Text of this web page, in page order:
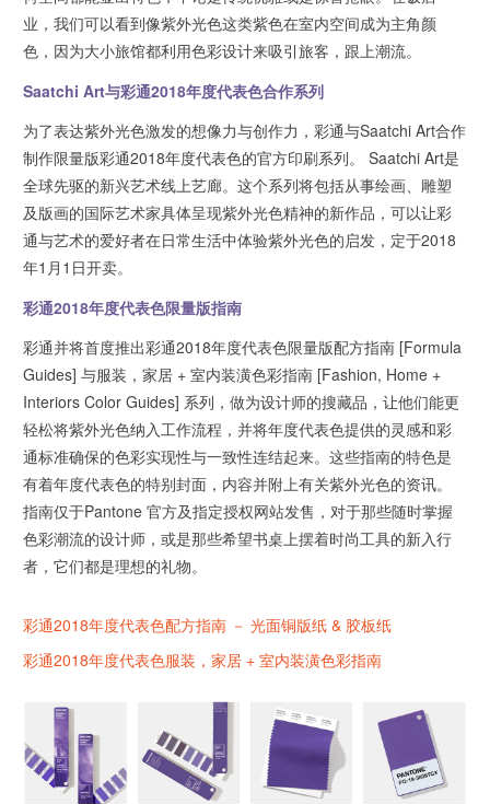
业，我们可以看到像紫外光色这类紫色在室内空间成为主角颜
色，因为大小旅馆都利用色彩设计来吸引旅客，跟上潮流。
Saatchi Art与彩通2018年度代表色合作系列
为了表达紫外光色激发的想像力与创作力，彩通与Saatchi Art合作
制作限量版彩通2018年度代表色的官方印刷系列。 Saatchi Art是
全球先驱的新兴艺术线上艺廊。这个系列将包括从事绘画、雕塑
及版画的国际艺术家具体呈现紫外光色精神的新作品，可以让彩
通与艺术的爱好者在日常生活中体验紫外光色的启发，定于2018
年1月1日开卖。
彩通2018年度代表色限量版指南
彩通并将首度推出彩通2018年度代表色限量版配方指南 [Formula
Guides] 与服装，家居 + 室内装潢色彩指南 [Fashion, Home +
Interiors Color Guides] 系列，做为设计师的搜藏品，让他们能更
轻松将紫外光色纳入工作流程，并将年度代表色提供的灵感和彩
通标准确保的色彩实现性与一致性连结起来。这些指南的特色是
有着年度代表色的特别封面，内容并附上有关紫外光色的资讯。
指南仅于Pantone 官方及指定授权网站发售，对于那些随时掌握
色彩潮流的设计师，或是那些希望书桌上摆着时尚工具的新入行
者，它们都是理想的礼物。
彩通2018年度代表色配方指南 － 光面铜版纸 & 胶板纸
彩通2018年度代表色服装，家居 + 室内装潢色彩指南